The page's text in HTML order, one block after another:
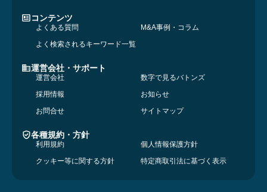
コンテンツ
よくある質問
M&A事例・コラム
よく検索されるキーワード一覧
運営会社・サポート
運営会社
数字で見るバトンズ
採用情報
お知らせ
お問合せ
サイトマップ
各種規約・方針
利用規約
個人情報保護方針
クッキー等に関する方針
特定商取引法に基づく表示